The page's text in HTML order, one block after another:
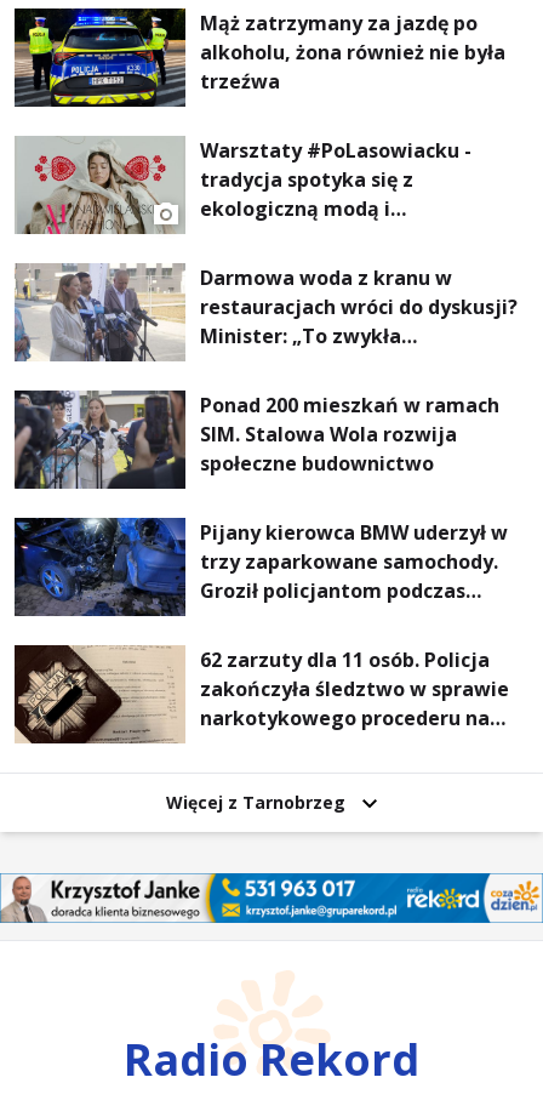
Mąż zatrzymany za jazdę po
alkoholu, żona również nie była
trzeźwa
Warsztaty #PoLasowiacku -
tradycja spotyka się z
ekologiczną modą i
Darmowa woda z kranu w
restauracjach wróci do dyskusji?
Minister: „To zwykła
Ponad 200 mieszkań w ramach
SIM. Stalowa Wola rozwija
społeczne budownictwo
Pijany kierowca BMW uderzył w
trzy zaparkowane samochody.
Groził policjantom podczas
62 zarzuty dla 11 osób. Policja
zakończyła śledztwo w sprawie
narkotykowego procederu na
Więcej z Tarnobrzeg
Radio Rekord